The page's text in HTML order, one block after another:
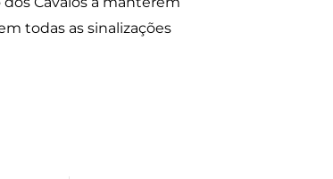
todas as sinalizações